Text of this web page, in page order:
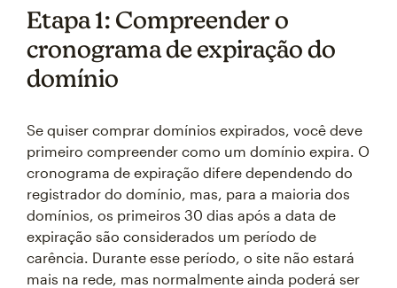
Etapa 1: Compreender o
cronograma de expiração do
domínio
Se quiser comprar domínios expirados, você deve
primeiro compreender como um domínio expira. O
cronograma de expiração difere dependendo do
registrador do domínio, mas, para a maioria dos
domínios, os primeiros 30 dias após a data de
expiração são considerados um período de
carência. Durante esse período, o site não estará
mais na rede, mas normalmente ainda poderá ser